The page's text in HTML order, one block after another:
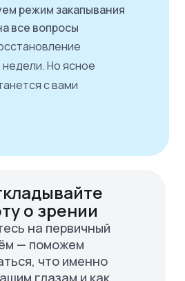
режим закапывания
все вопросы
недели. Но ясное
с вами
о зрении
на первичный
— поможем
что именно
глазам и как